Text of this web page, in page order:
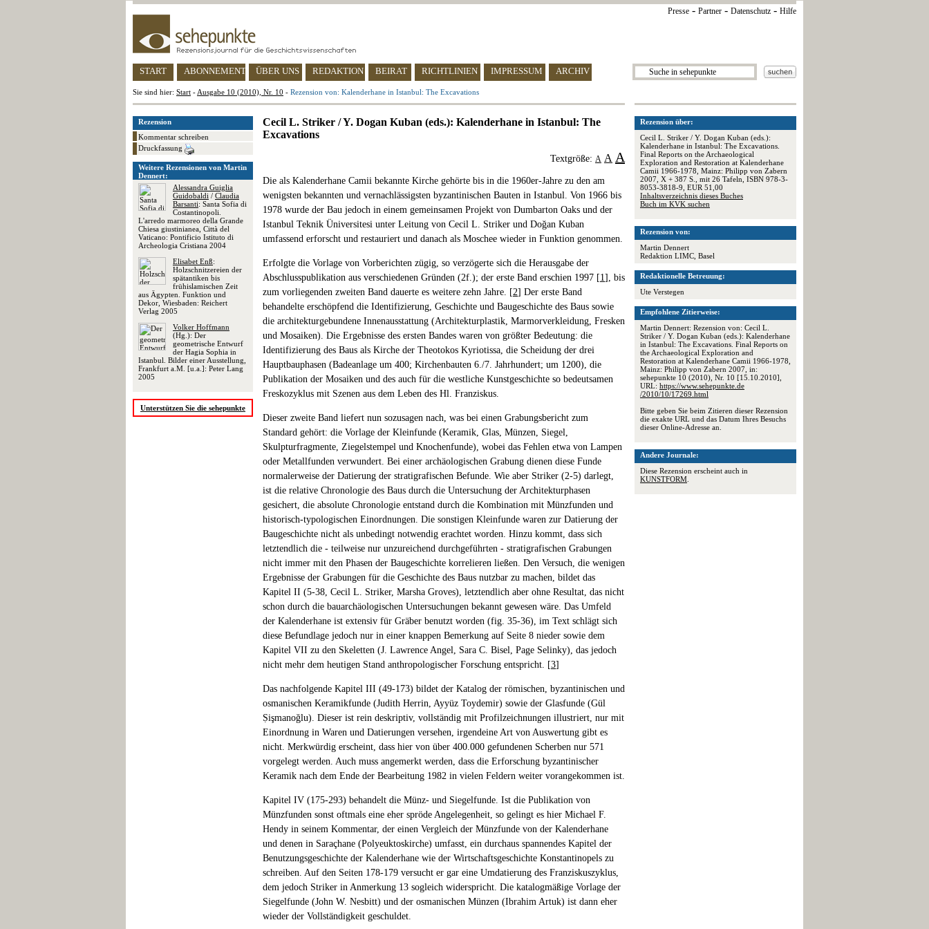
Presse - Partner - Datenschutz - Hilfe
START ABONNEMENT ÜBER UNS REDAKTION BEIRAT RICHTLINIEN IMPRESSUM ARCHIV
Sie sind hier: Start - Ausgabe 10 (2010), Nr. 10 - Rezension von: Kalenderhane in Istanbul: The Excavations
Rezension über:
Cecil L. Striker / Y. Dogan Kuban (eds.):
Kalenderhane in Istanbul: The Excavations.
Final Reports on the Archaeological
Exploration and Restoration at Kalenderhane
Camii 1966-1978, Mainz: Philipp von Zabern
2007, X + 387 S., mit 26 Tafeln, ISBN 978-3-
8053-3818-9, EUR 51,00
Inhaltsverzeichnis dieses Buches
Buch im KVK suchen
Rezension von:
Martin Dennert
Redaktion LIMC, Basel
Redaktionelle Betreuung:
Ute Verstegen
Empfohlene Zitierweise:
Martin Dennert: Rezension von: Cecil L.
Striker / Y. Dogan Kuban (eds.): Kalenderhane
in Istanbul: The Excavations. Final Reports on
the Archaeological Exploration and
Restoration at Kalenderhane Camii 1966-1978,
Mainz: Philipp von Zabern 2007, in:
sehepunkte 10 (2010), Nr. 10 [15.10.2010],
URL: https://www.sehepunkte.de
/2010/10/17269.html
Bitte geben Sie beim Zitieren dieser Rezension
die exakte URL und das Datum Ihres Besuchs
dieser Online-Adresse an.
Andere Journale:
Diese Rezension erscheint auch in
KUNSTFORM
Rezension
Kommentar schreiben
Druckfassung
Weitere Rezensionen von Martin
Dennert:
Alessandra Guiglia
Guidobaldi / Claudia
Barsanti: Santa Sofia di
Costantinopoli.
L'arredo marmoreo della Grande
Chiesa giustinianea, Città del
Vaticano: Pontificio Istituto di
Archeologia Cristiana 2004
Elisabet Enß:
Holzschnitzereien der
spätantiken bis
frühislamischen Zeit
aus Ägypten. Funktion und
Dekor, Wiesbaden: Reichert
Verlag 2005
Volker Hoffmann
(Hg.): Der
geometrische Entwurf
der Hagia Sophia in
Istanbul. Bilder einer Ausstellung,
Frankfurt a.M. [u.a.]: Peter Lang
2005
Unterstützen Sie die sehepunkte
Cecil L. Striker / Y. Dogan Kuban (eds.): Kalenderhane in Istanbul: The
Excavations
Textgröße: A A A
Die als Kalenderhane Camii bekannte Kirche gehörte bis in die 1960er-Jahre zu den am
wenigsten bekannten und vernachlässigsten byzantinischen Bauten in Istanbul. Von 1966 bis
1978 wurde der Bau jedoch in einem gemeinsamen Projekt von Dumbarton Oaks und der
Istanbul Teknik Üniversitesi unter Leitung von Cecil L. Striker und Doğan Kuban
umfassend erforscht und restauriert und danach als Moschee wieder in Funktion genommen.
Erfolgte die Vorlage von Vorberichten zügig, so verzögerte sich die Herausgabe der
Abschlusspublikation aus verschiedenen Gründen (2f.); der erste Band erschien 1997 [1], bis
zum vorliegenden zweiten Band dauerte es weitere zehn Jahre. [2] Der erste Band
behandelte erschöpfend die Identifizierung, Geschichte und Baugeschichte des Baus sowie
die architekturgebundene Innenausstattung (Architekturplastik, Marmorverkleidung, Fresken
und Mosaiken). Die Ergebnisse des ersten Bandes waren von größter Bedeutung: die
Identifizierung des Baus als Kirche der Theotokos Kyriotissa, die Scheidung der drei
Hauptbauphasen (Badeanlage um 400; Kirchenbauten 6./7. Jahrhundert; um 1200), die
Publikation der Mosaiken und des auch für die westliche Kunstgeschichte so bedeutsamen
Freskozyklus mit Szenen aus dem Leben des Hl. Franziskus.
Dieser zweite Band liefert nun sozusagen nach, was bei einen Grabungsbericht zum
Standard gehört: die Vorlage der Kleinfunde (Keramik, Glas, Münzen, Siegel,
Skulpturfragmente, Ziegelstempel und Knochenfunde), wobei das Fehlen etwa von Lampen
oder Metallfunden verwundert. Bei einer archäologischen Grabung dienen diese Funde
normalerweise der Datierung der stratigrafischen Befunde. Wie aber Striker (2-5) darlegt,
ist die relative Chronologie des Baus durch die Untersuchung der Architekturphasen
gesichert, die absolute Chronologie entstand durch die Kombination mit Münzfunden und
historisch-typologischen Einordnungen. Die sonstigen Kleinfunde waren zur Datierung der
Baugeschichte nicht als unbedingt notwendig erachtet worden. Hinzu kommt, dass sich
letztendlich die - teilweise nur unzureichend durchgeführten - stratigrafischen Grabungen
nicht immer mit den Phasen der Baugeschichte korrelieren ließen. Den Versuch, die wenigen
Ergebnisse der Grabungen für die Geschichte des Baus nutzbar zu machen, bildet das
Kapitel II (5-38, Cecil L. Striker, Marsha Groves), letztendlich aber ohne Resultat, das nicht
schon durch die bauarchäologischen Untersuchungen bekannt gewesen wäre. Das Umfeld
der Kalenderhane ist extensiv für Gräber benutzt worden (fig. 35-36), im Text schlägt sich
diese Befundlage jedoch nur in einer knappen Bemerkung auf Seite 8 nieder sowie dem
Kapitel VII zu den Skeletten (J. Lawrence Angel, Sara C. Bisel, Page Selinky), das jedoch
nicht mehr dem heutigen Stand anthropologischer Forschung entspricht. [3]
Das nachfolgende Kapitel III (49-173) bildet der Katalog der römischen, byzantinischen und
osmanischen Keramikfunde (Judith Herrin, Ayyüz Toydemir) sowie der Glasfunde (Gül
Ṣişmanoğlu). Dieser ist rein deskriptiv, vollständig mit Profilzeichnungen illustriert, nur mit
Einordnung in Waren und Datierungen versehen, irgendeine Art von Auswertung gibt es
nicht. Merkwürdig erscheint, dass hier von über 400.000 gefundenen Scherben nur 571
vorgelegt werden. Auch muss angemerkt werden, dass die Erforschung byzantinischer
Keramik nach dem Ende der Bearbeitung 1982 in vielen Feldern weiter vorangekommen ist.
Kapitel IV (175-293) behandelt die Münz- und Siegelfunde. Ist die Publikation von
Münzfunden sonst oftmals eine eher spröde Angelegenheit, so gelingt es hier Michael F.
Hendy in seinem Kommentar, der einen Vergleich der Münzfunde von der Kalenderhane
und denen in Saraçhane (Polyeuktoskirche) umfasst, ein durchaus spannendes Kapitel der
Benutzungsgeschichte der Kalenderhane wie der Wirtschaftsgeschichte Konstantinopels zu
schreiben. Auf den Seiten 178-179 versucht er gar eine Umdatierung des Franziskuszyklus,
dem jedoch Striker in Anmerkung 13 sogleich widerspricht. Die katalogmäßige Vorlage der
Siegelfunde (John W. Nesbitt) und der osmanischen Münzen (Ibrahim Artuk) ist dann eher
wieder der Vollständigkeit geschuldet.